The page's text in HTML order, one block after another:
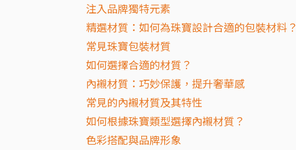
注入品牌獨特元素
精選材質：如何為珠寶設計合適的包裝材料？
常見珠寶包裝材質
如何選擇合適的材質？
內襯材質：巧妙保護，提升奢華感
常見的內襯材質及其特性
如何根據珠寶類型選擇內襯材質？
色彩搭配與品牌形象